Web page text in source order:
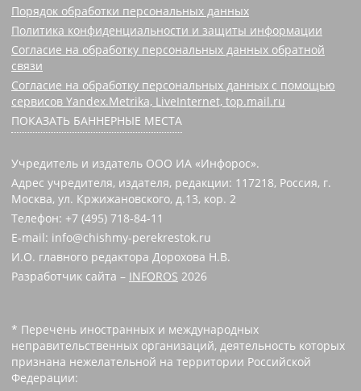
Порядок обработки персональных данных
Политика конфиденциальности и защиты информации
Согласие на обработку персональных данных обратной
связи
Согласие на обработку персональных данных с помощью
сервисов Yandex.Metrika, LiveInternet, top.mail.ru
ПОКАЗАТЬ БАННЕРНЫЕ МЕСТА
Учредитель и издатель ООО ИА «Инфорос».
Адрес учредителя, издателя, редакции: 117218, Россия, г.
Москва, ул. Кржижановского, д.13, кор. 2
Телефон: +7 (495) 718-84-11
E-mail: info@chishmy-perekrestok.ru
И.О. главного редактора Дорохова Н.В.
Разработчик сайта – INFOROS 2026
* Перечень иностранных и международных
неправительственных организаций, деятельность которых
признана нежелательной на территории Российской
Федерации: